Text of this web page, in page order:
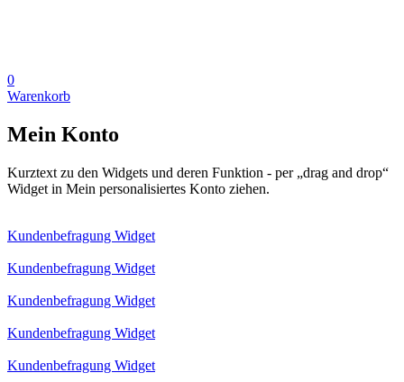
0
Warenkorb
Mein Konto
Kurztext zu den Widgets und deren Funktion - per „drag and drop“
Widget in Mein personalisiertes Konto ziehen.
Kundenbefragung Widget
Kundenbefragung Widget
Kundenbefragung Widget
Kundenbefragung Widget
Kundenbefragung Widget